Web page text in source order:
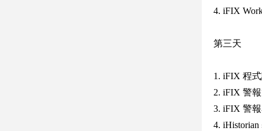
4. iFIX
第三天
1. iFIX 程
2. iFIX 警
3. iFIX 警
4.